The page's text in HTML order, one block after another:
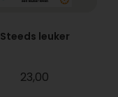
Steeds leuker
23,00